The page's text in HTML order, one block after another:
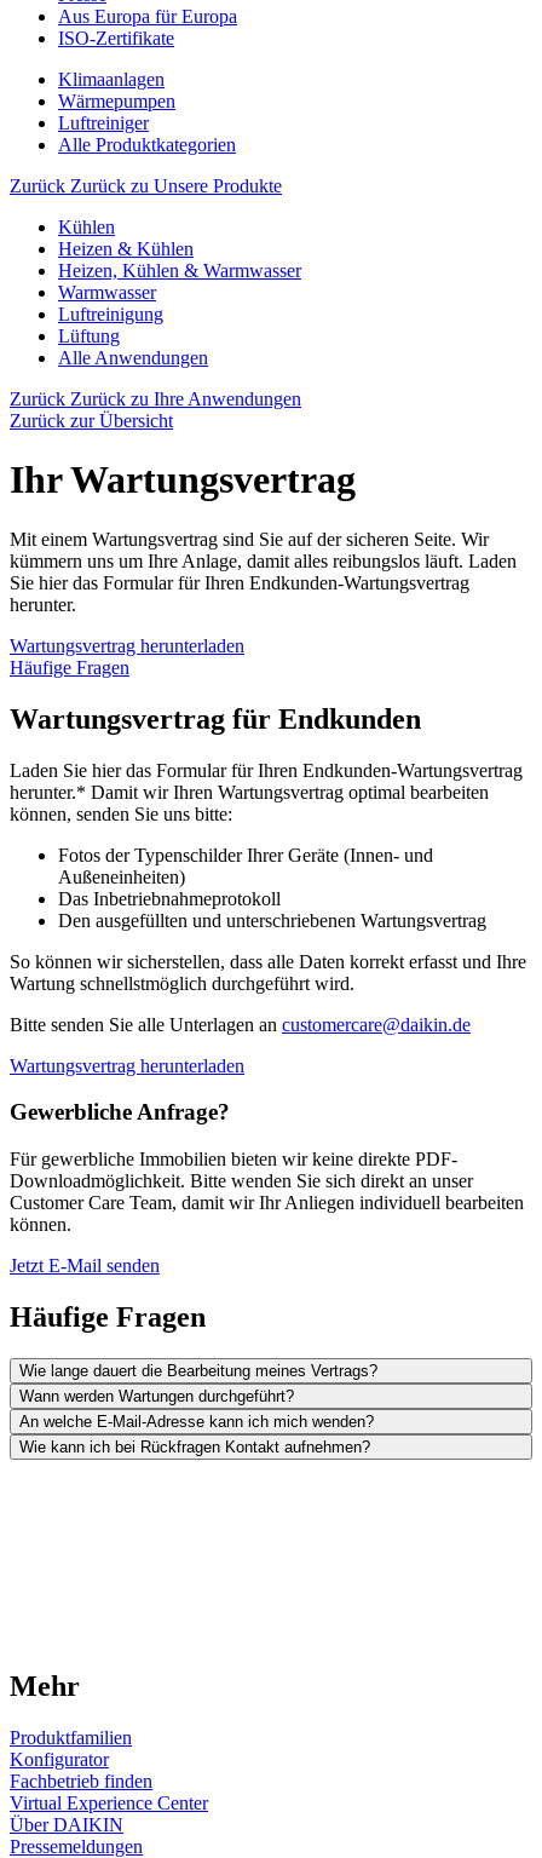
Aus Europa für Europa
ISO-Zertifikate
Klimaanlagen
Wärmepumpen
Luftreiniger
Alle Produktkategorien
Zurück Zurück zu Unsere Produkte
Kühlen
Heizen & Kühlen
Heizen, Kühlen & Warmwasser
Warmwasser
Luftreinigung
Lüftung
Alle Anwendungen
Zurück Zurück zu Ihre Anwendungen
Zurück zur Übersicht
Ihr Wartungsvertrag
Mit einem Wartungsvertrag sind Sie auf der sicheren Seite. Wir
kümmern uns um Ihre Anlage, damit alles reibungslos läuft. Laden
Sie hier das Formular für Ihren Endkunden-Wartungsvertrag
herunter.
Wartungsvertrag herunterladen
Häufige Fragen
Wartungsvertrag für Endkunden
Laden Sie hier das Formular für Ihren Endkunden-Wartungsvertrag
herunter.* Damit wir Ihren Wartungsvertrag optimal bearbeiten
können, senden Sie uns bitte:
Fotos der Typenschilder Ihrer Geräte (Innen- und
Außeneinheiten)
Das Inbetriebnahmeprotokoll
Den ausgefüllten und unterschriebenen Wartungsvertrag
So können wir sicherstellen, dass alle Daten korrekt erfasst und Ihre
Wartung schnellstmöglich durchgeführt wird.
Bitte senden Sie alle Unterlagen an customercare@daikin.de
Wartungsvertrag herunterladen
Gewerbliche Anfrage?
Für gewerbliche Immobilien bieten wir keine direkte PDF-
Downloadmöglichkeit. Bitte wenden Sie sich direkt an unser
Customer Care Team, damit wir Ihr Anliegen individuell bearbeiten
können.
Jetzt E-Mail senden
Häufige Fragen
Wie lange dauert die Bearbeitung meines Vertrags?
Wann werden Wartungen durchgeführt?
An welche E-Mail-Adresse kann ich mich wenden?
Wie kann ich bei Rückfragen Kontakt aufnehmen?
Mehr
Produktfamilien
Konfigurator
Fachbetrieb finden
Virtual Experience Center
Über DAIKIN
Pressemeldungen